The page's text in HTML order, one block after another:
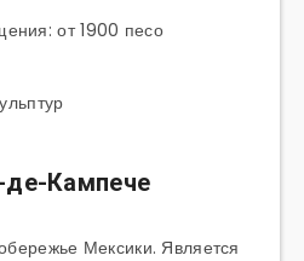
от 1900 песо
Кампече
Мексики. Является